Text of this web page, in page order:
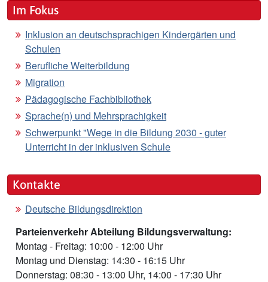
Im Fokus
Inklusion an deutschsprachigen Kindergärten und
Schulen
Berufliche Weiterbildung
Migration
Pädagogische Fachbibliothek
Sprache(n) und Mehrsprachigkeit
Schwerpunkt "Wege in die Bildung 2030 - guter
Unterricht in der inklusiven Schule
Kontakte
Deutsche Bildungsdirektion
Parteienverkehr Abteilung Bildungsverwaltung:
Montag - Freitag: 10:00 - 12:00 Uhr
Montag und Dienstag: 14:30 - 16:15 Uhr
Donnerstag: 08:30 - 13:00 Uhr, 14:00 - 17:30 Uhr